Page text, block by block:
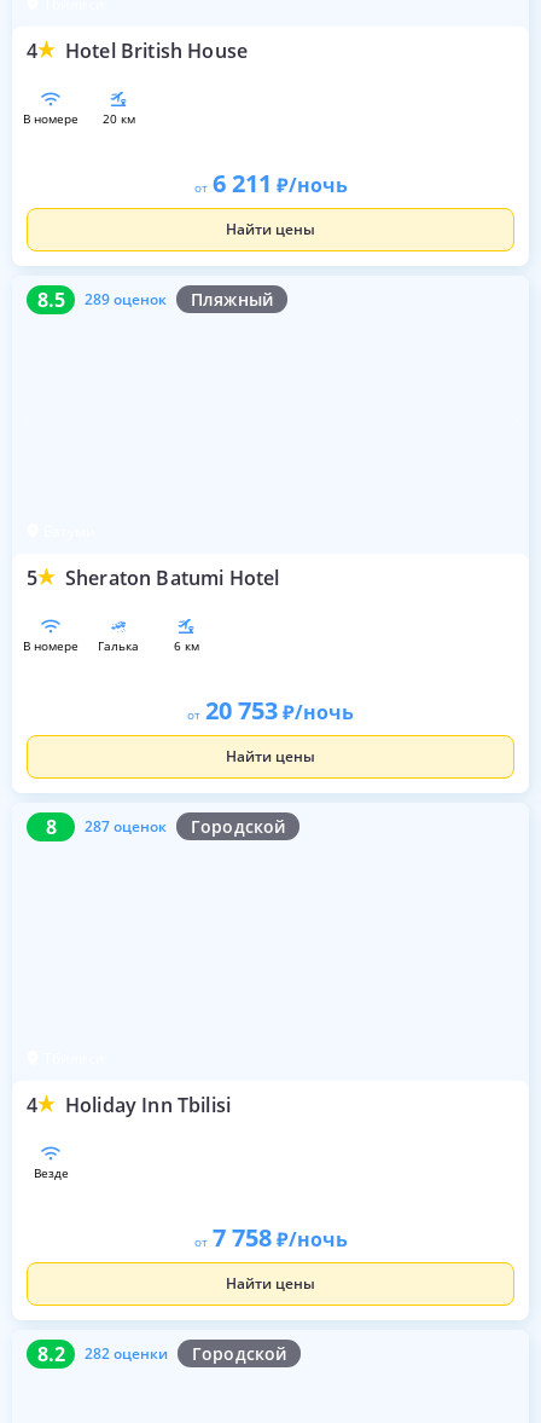
4 Hotel British House
в номере 20 км
от 6 211 /ночь
Найти цены
8.5 289 оценок Пляжный
5 Sheraton Batumi Hotel
8.5 289 оценок
в номере галька 6 км
от 20 753 /ночь
Найти цены
8 287 оценок Городской
4 Holiday Inn Tbilisi
8 287 оценок
везде
от 7 758 /ночь
Найти цены
8.2 282 оценки Городской
8.2 282 оценки